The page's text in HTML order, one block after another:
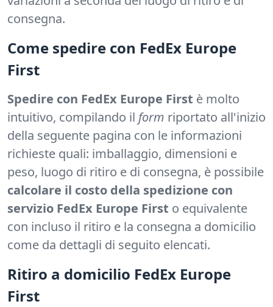
consegna.
Come spedire con FedEx Europe
First
Spedire con FedEx Europe First è molto
intuitivo, compilando il form riportato all'inizio
della seguente pagina con le informazioni
richieste quali: imballaggio, dimensioni e
peso, luogo di ritiro e di consegna, è possibile
calcolare il costo della spedizione con
servizio FedEx Europe First o equivalente
con incluso il ritiro e la consegna a domicilio
come da dettagli di seguito elencati.
Ritiro a domicilio FedEx Europe
First